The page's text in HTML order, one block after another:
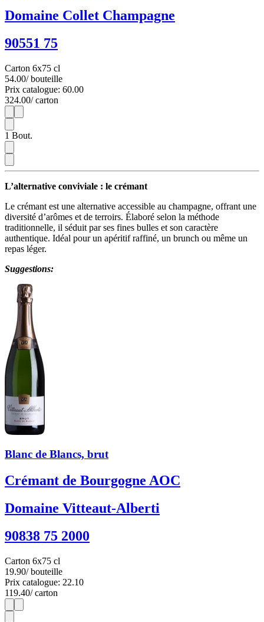
Domaine Collet Champagne
90551 75
Carton 6x75 cl
54.00/ bouteille
Prix catalogue: 60.00
324.00/ carton
1
1 Bout.
L’alternative conviviale : le crémant
Le crémant est une alternative accessible au champagne, offrant une
diversité d’arômes et de terroirs. Élaboré selon la méthode
traditionnelle, il séduit par ses fines bulles et son caractère
authentique. Idéal pour un apéritif raffiné, un brunch ou même un
repas léger.
Suggestions:
Blanc de Blancs, brut
Crémant de Bourgogne AOC
Domaine Vitteaut-Alberti
90838 75 2000
Carton 6x75 cl
19.90/ bouteille
Prix catalogue: 22.10
119.40/ carton
1